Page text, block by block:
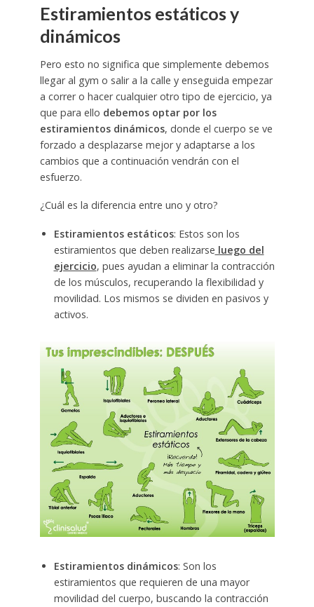
Estiramientos estáticos y
dinámicos
Pero esto no significa que simplemente debemos
llegar al gym o salir a la calle y enseguida empezar
a correr o hacer cualquier otro tipo de ejercicio, ya
que para ello debemos optar por los
estiramientos dinámicos, donde el cuerpo se ve
forzado a desplazarse mejor y adaptarse a los
cambios que a continuación vendrán con el
esfuerzo.
¿Cuál es la diferencia entre uno y otro?
Estiramientos estáticos: Estos son los
estiramientos que deben realizarse luego del
ejercicio, pues ayudan a eliminar la contracción
de los músculos, recuperando la flexibilidad y
movilidad. Los mismos se dividen en pasivos y
activos.
Estiramientos dinámicos: Son los
estiramientos que requieren de una mayor
movilidad del cuerpo, buscando la contracción